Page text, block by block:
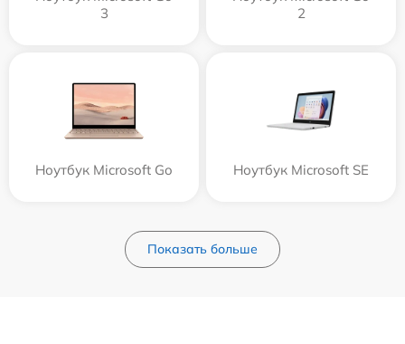
3
2
Ноутбук Microsoft Go Ноутбук Microsoft SE
Показать больше